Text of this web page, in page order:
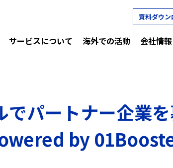
資料ダウン
サービスについて 海外での活動 会社情報
パートナー企業
by